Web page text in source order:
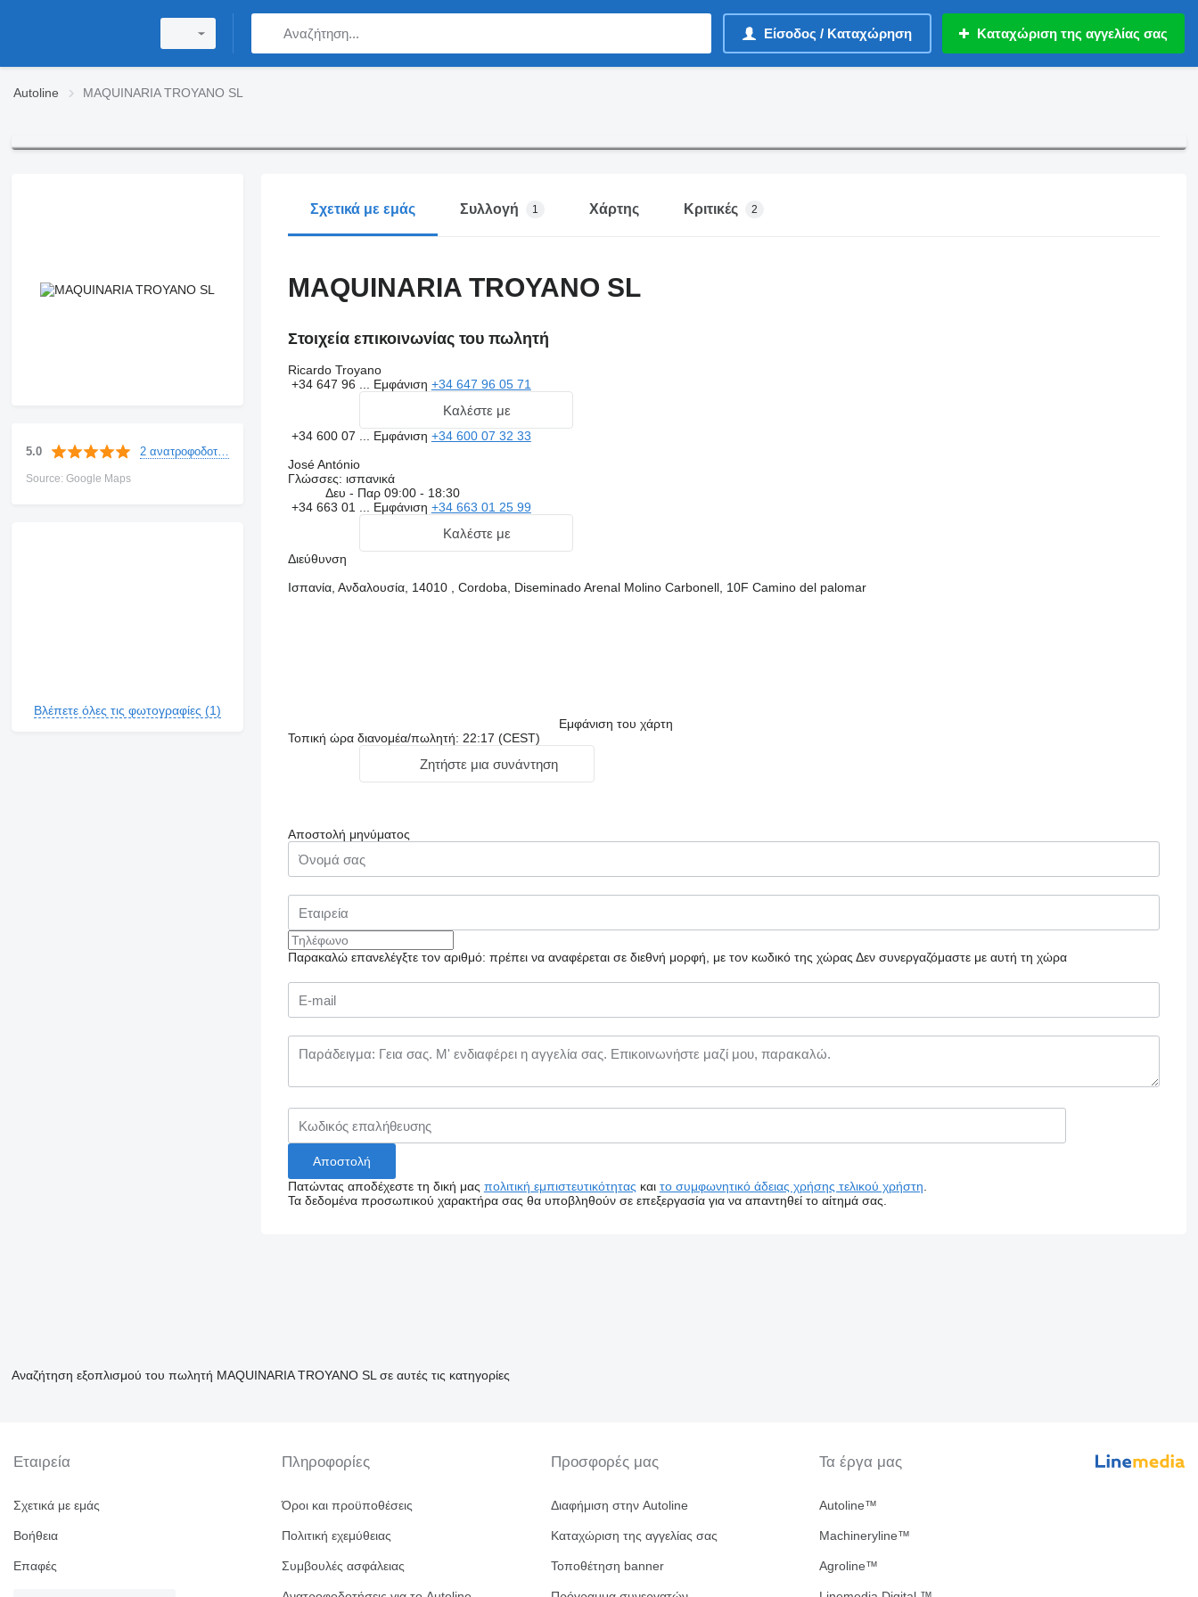
Είσοδος / Καταχώρηση Καταχώριση της αγγελίας σας
Autoline MAQUINARIA TROYANO SL
5.0 2 ανατροφοδοτήσεις
Source: Google Maps
Βλέπετε όλες τις φωτογραφίες (1)
Σχετικά με εμάς Συλλογή 1 Χάρτης Κριτικές 2
MAQUINARIA TROYANO SL
Στοιχεία επικοινωνίας του πωλητή
Ricardo Troyano
+34 647 96 ... Εμφάνιση +34 647 96 05 71
Καλέστε με
+34 600 07 ... Εμφάνιση +34 600 07 32 33
José António
Γλώσσες: ισπανικά
Δευ - Παρ 09:00 - 18:30
+34 663 01 ... Εμφάνιση +34 663 01 25 99
Καλέστε με
Διεύθυνση
Ισπανία, Ανδαλουσία, 14010 , Cordoba, Diseminado Arenal Molino Carbonell, 10F Camino del palomar
Εμφάνιση του χάρτη
Τοπική ώρα διανομέα/πωλητή: 22:17 (CEST)
Ζητήστε μια συνάντηση
Αποστολή μηνύματος
Παρακαλώ επανελέγξτε τον αριθμό: πρέπει να αναφέρεται σε διεθνή μορφή, με τον κωδικό της χώρας Δεν συνεργαζόμαστε με αυτή τη χώρα
Πατώντας αποδέχεστε τη δική μας πολιτική εμπιστευτικότητας και το συμφωνητικό άδειας χρήσης τελικού χρήστη
Τα δεδομένα προσωπικού χαρακτήρα σας θα υποβληθούν σε επεξεργασία για να απαντηθεί το αίτημά σας.
Αναζήτηση εξοπλισμού του πωλητή MAQUINARIA TROYANO SL σε αυτές τις κατηγορίες
Εταιρεία
Σχετικά με εμάς
Βοήθεια
Επαφές
Πληροφορίες
Όροι και προϋποθέσεις
Πολιτική εχεμύθειας
Συμβουλές ασφάλειας
Προσφορές μας
Διαφήμιση στην Autoline
Καταχώριση της αγγελίας σας
Τοποθέτηση banner
Τα έργα μας
Autoline™
Machineryline™
Agroline™